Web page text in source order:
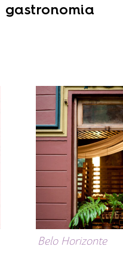
gastronomia
Belo Horizonte